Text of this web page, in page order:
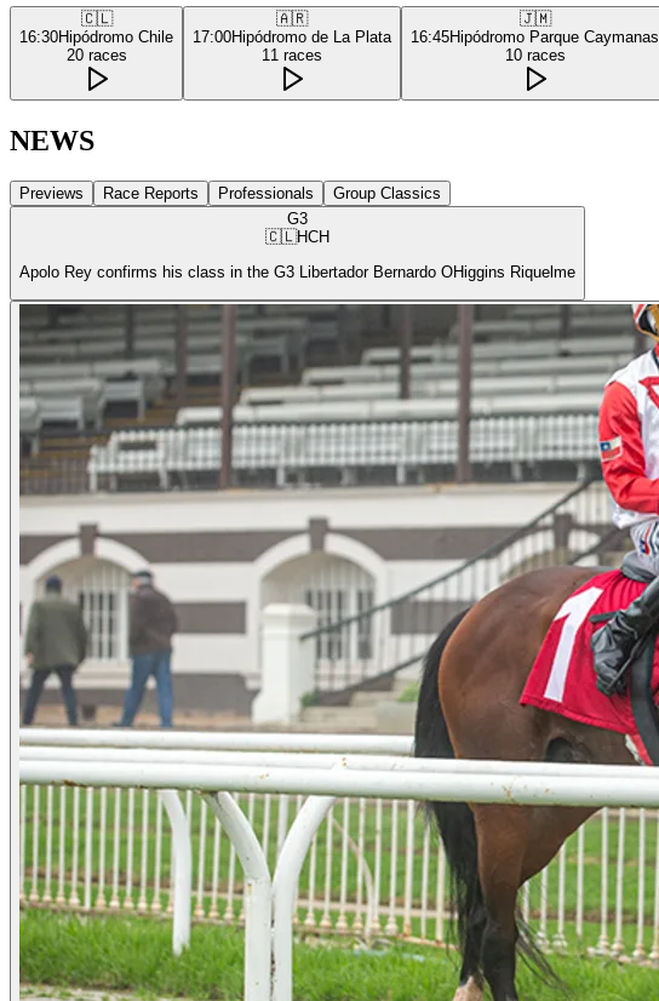
🇨🇱
16:30Hipódromo Chile
20 races
🇦🇷
17:00Hipódromo de La Plata
11 races
🇯🇲
16:45Hipódromo Parque Caymanas
10 races
NEWS
Previews Race Reports Professionals
Group Classics
G3
🇨🇱HCH
Apolo Rey confirms his class in the G3 Libertador Bernardo OHiggins Riquelme